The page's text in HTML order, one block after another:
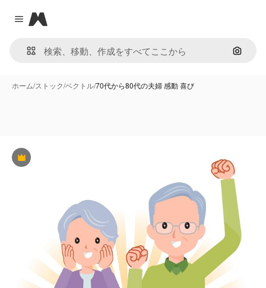
Close menu
Magnific
画像で
ホーム/ストック/ベクトル/70代から80代の夫婦 感動 喜び
Premium